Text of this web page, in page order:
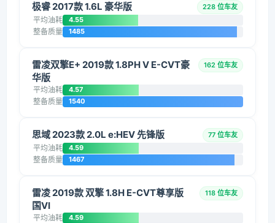
极睿 2017款 1.6L 豪华版 228 位车友
平均油耗 4.55
整备质量 1485
雷凌双擎E+ 2019款 1.8PH V E-CVT豪
华版
162 位车友
平均油耗 4.57
整备质量 1540
思域 2023款 2.0L e:HEV 先锋版 77 位车友
平均油耗 4.59
整备质量 1467
雷凌 2019款 双擎 1.8H E-CVT尊享版
国VI
118 位车友
平均油耗 4.59